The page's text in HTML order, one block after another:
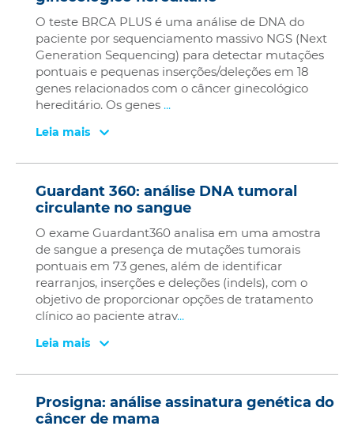
O teste BRCA PLUS é uma análise de DNA do
paciente por sequenciamento massivo NGS (Next
Generation Sequencing) para detectar mutações
pontuais e pequenas inserções/deleções em 18
genes relacionados com o câncer ginecológico
hereditário. Os genes ...
Leia mais
Guardant 360: análise DNA tumoral
circulante no sangue
O exame Guardant360 analisa em uma amostra
de sangue a presença de mutações tumorais
pontuais em 73 genes, além de identificar
rearranjos, inserções e deleções (indels), com o
objetivo de proporcionar opções de tratamento
clínico ao paciente atrav...
Leia mais
Prosigna: análise assinatura genética do
câncer de mama